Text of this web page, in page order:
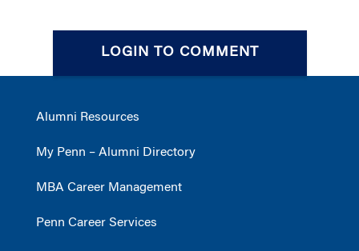
LOGIN TO COMMENT
Alumni Resources
My Penn – Alumni Directory
MBA Career Management
Penn Career Services